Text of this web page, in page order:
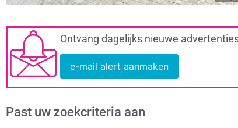
Ontvang dagelijks nieuwe
e-mail alert aanmaken
Past uw zoekcriteria aan